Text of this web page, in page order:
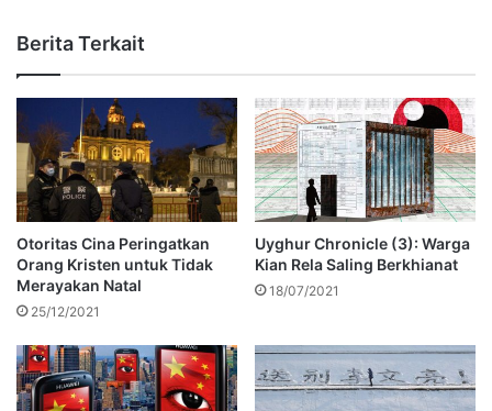
Berita Terkait
Otoritas Cina Peringatkan
Orang Kristen untuk Tidak
Merayakan Natal
25/12/2021
Uyghur Chronicle (3): Warga
Kian Rela Saling Berkhianat
18/07/2021